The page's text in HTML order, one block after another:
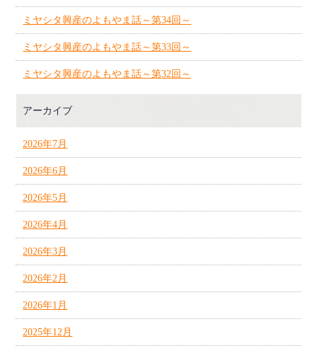
ミヤシタ興産のよもやま話～第34回～
ミヤシタ興産のよもやま話～第33回～
ミヤシタ興産のよもやま話～第32回～
アーカイブ
2026年7月
2026年6月
2026年5月
2026年4月
2026年3月
2026年2月
2026年1月
2025年12月